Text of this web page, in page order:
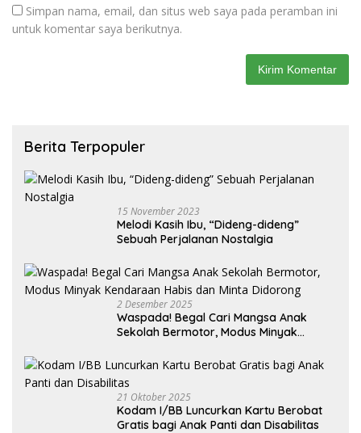
Simpan nama, email, dan situs web saya pada peramban ini
untuk komentar saya berikutnya.
Berita Terpopuler
15 November 2023
Melodi Kasih Ibu, “Dideng-dideng”
Sebuah Perjalanan Nostalgia
2 Desember 2025
Waspada! Begal Cari Mangsa Anak
Sekolah Bermotor, Modus Minyak
21 Oktober 2025
Kodam I/BB Luncurkan Kartu Berobat
Gratis bagi Anak Panti dan Disabilitas